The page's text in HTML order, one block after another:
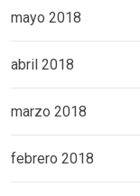
mayo 2018
abril 2018
marzo 2018
febrero 2018